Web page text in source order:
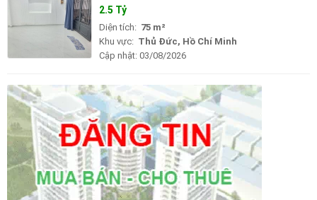
2.5 Tỷ
Diện tích: 75 m²
Khu vực: Thủ Đức, Hồ Chí Minh
Cập nhật: 03/08/2026